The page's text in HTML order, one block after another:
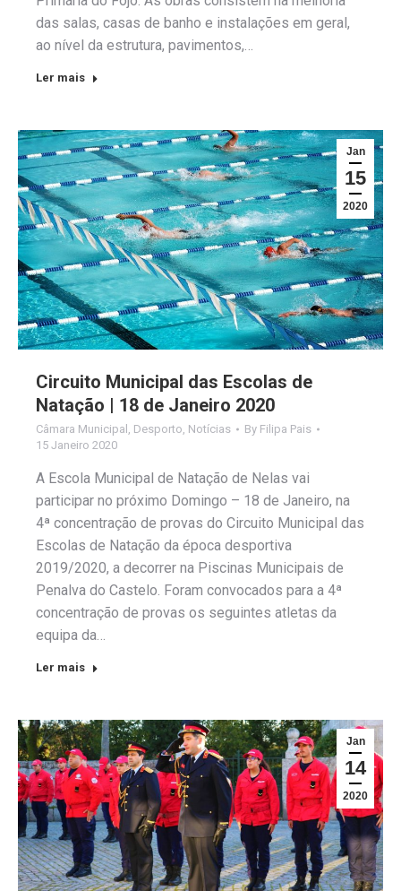
das salas, casas de banho e instalações em geral,
ao nível da estrutura, pavimentos,…
Ler mais
Jan
15
2020
Circuito Municipal das Escolas de
Natação | 18 de Janeiro 2020
Câmara Municipal Desporto Notícias By Filipa Pais
15 Janeiro 2020
A Escola Municipal de Natação de Nelas vai
participar no próximo Domingo – 18 de Janeiro, na
4ª concentração de provas do Circuito Municipal das
Escolas de Natação da época desportiva
2019/2020, a decorrer na Piscinas Municipais de
Penalva do Castelo. Foram convocados para a 4ª
concentração de provas os seguintes atletas da
equipa da…
Ler mais
Jan
14
2020